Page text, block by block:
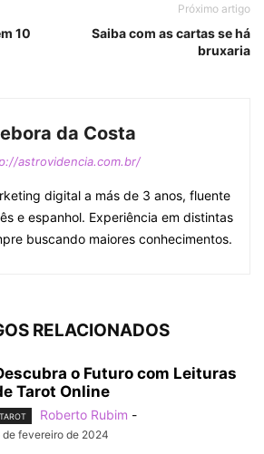
10
Próximo artigo
Saiba com as cartas se há
bruxaria
da Costa
astrovidencia.com.br/
digital a más de 3 anos, fluente
e espanhol. Experiência em distintas
buscando maiores conhecimentos.
RELACIONADOS
o Futuro com Leituras
Tarot Online
TAROT Roberto Rubim -
de fevereiro de 2024